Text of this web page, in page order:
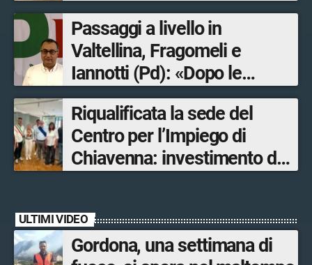
Passaggi a livello in
Valtellina, Fragomeli e
Iannotti (Pd): «Dopo le
Olimpiadi solo un terzo delle
opere sostitutive sarà
ultimato entro il 2026»
Riqualificata la sede del
Centro per l’Impiego di
Chiavenna: investimento da
ULTIMI VIDEO
Gordona, una settimana di